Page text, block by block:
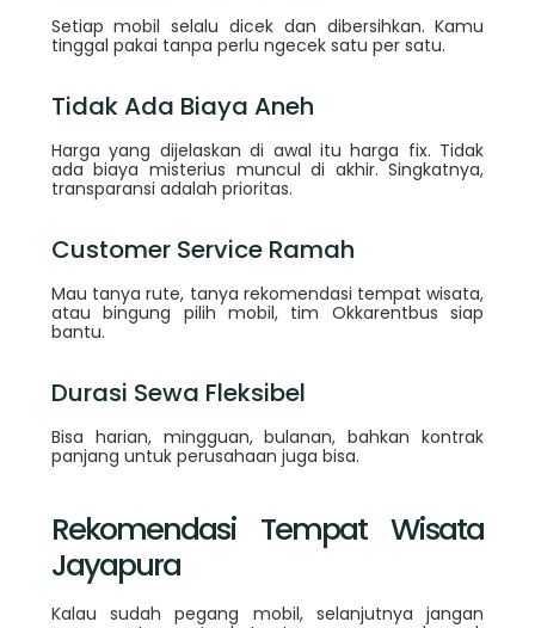
Setiap mobil selalu dicek dan dibersihkan. Kamu
tinggal pakai tanpa perlu ngecek satu per satu.
Tidak Ada Biaya Aneh
Harga yang dijelaskan di awal itu harga fix. Tidak
ada biaya misterius muncul di akhir. Singkatnya,
transparansi adalah prioritas.
Customer Service Ramah
Mau tanya rute, tanya rekomendasi tempat wisata,
atau bingung pilih mobil, tim Okkarentbus siap
bantu.
Durasi Sewa Fleksibel
Bisa harian, mingguan, bulanan, bahkan kontrak
panjang untuk perusahaan juga bisa.
Rekomendasi Tempat Wisata
Jayapura
Kalau sudah pegang mobil, selanjutnya jangan